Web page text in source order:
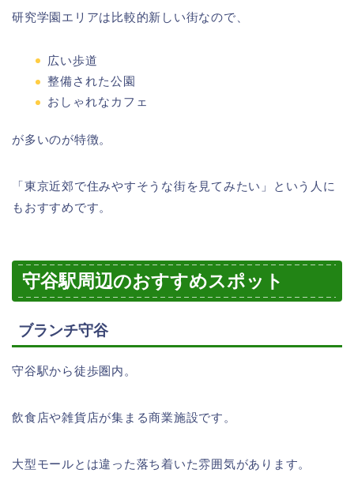
研究学園エリアは比較的新しい街なので、
広い歩道
整備された公園
おしゃれなカフェ
が多いのが特徴。
「東京近郊で住みやすそうな街を見てみたい」という人に
もおすすめです。
守谷駅周辺のおすすめスポット
ブランチ守谷
守谷駅から徒歩圏内。
飲食店や雑貨店が集まる商業施設です。
大型モールとは違った落ち着いた雰囲気があります。